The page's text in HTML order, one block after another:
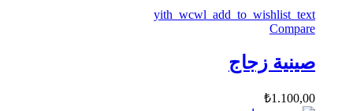
yith_wcwl_add_to_wishlist_text
Compare
صينية زجاج
₺1.100,00